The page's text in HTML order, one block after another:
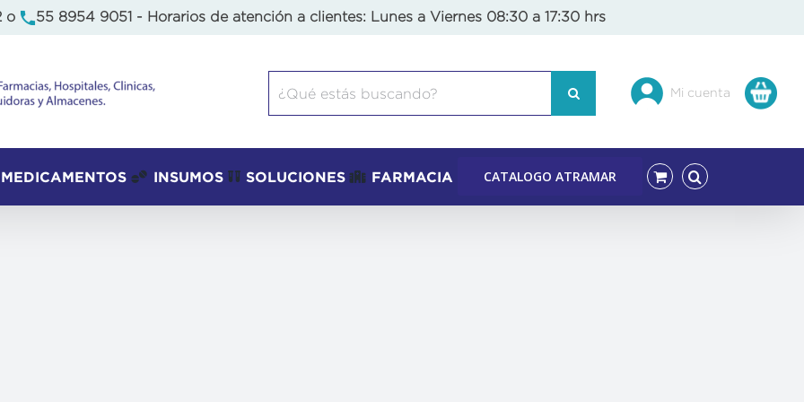
o 55 8954 9051 - Horarios de atención a clientes: Lunes a Viernes 08:30 a 17:30 hrs
Mi cuenta
MEDICAMENTOS INSUMOS SOLUCIONES FARMACIA CATALOGO ATRAMAR